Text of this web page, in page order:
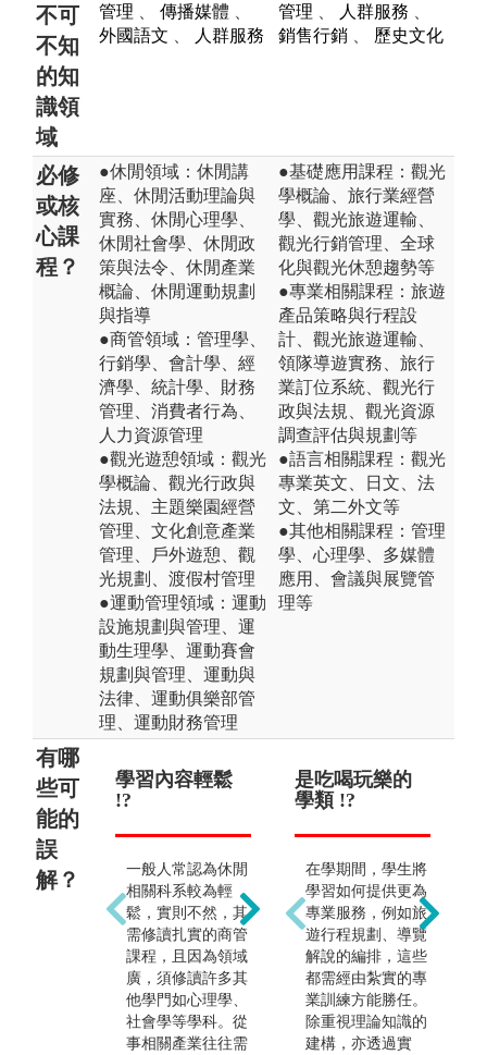
不可
不知
的知
識領
域
管理 傳播媒體
外國語文
人群服務
管理 人群服務
銷售行銷
歷史文化
必修
或核
心課
程？
●休閒領域：休閒講
座、休閒活動理論與
實務、休閒心理學、
休閒社會學、休閒政
策與法令、休閒產業
概論、休閒運動規劃
與指導
●商管領域：管理學、
行銷學、會計學、經
濟學、統計學、財務
管理、消費者行為、
人力資源管理
●觀光遊憩領域：觀光
學概論、觀光行政與
法規、主題樂園經營
管理、文化創意產業
管理、戶外遊憩、觀
光規劃、渡假村管理
●運動管理領域：運動
設施規劃與管理、運
動生理學、運動賽會
規劃與管理、運動與
法律、運動俱樂部管
理、運動財務管理
●基礎應用課程：觀光
學概論、旅行業經營
學、觀光旅遊運輸、
觀光行銷管理、全球
化與觀光休憩趨勢等
●專業相關課程：旅遊
產品策略與行程設
計、觀光旅遊運輸、
領隊導遊實務、旅行
業訂位系統、觀光行
政與法規、觀光資源
調查評估與規劃等
●語言相關課程：觀光
專業英文、日文、法
文、第二外文等
●其他相關課程：管理
學、心理學、多媒體
應用、會議與展覽管
理等
有哪
些可
能的
誤
解？
學習內容輕鬆
!?
一般人常認為休閒
相關科系較為輕
鬆，實則不然，其
需修讀扎實的商管
課程，且因為領域
廣，須修讀許多其
他學門如心理學、
社會學等學科。從
事相關產業往往需
低薪酬少 !?
高移動性，為社會
大眾對於休閒產業
之負面工作印象，
但若能札實地學習
商管領域及休管領
域的知識，即能從
事企劃、指導、與
管理等級的工作，
而非一線的服務人
是吃喝玩樂的
學類 !?
在學期間，學生將
學習如何提供更為
專業服務，例如旅
遊行程規劃、導覽
解說的編排，這些
都需經由紮實的專
業訓練方能勝任。
除重視理論知識的
建構，亦透過實